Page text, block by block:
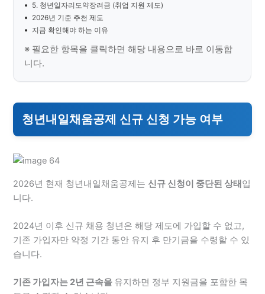
5. 청년일자리도약장려금 (취업 지원 제도)
2026년 기준 추천 제도
지금 확인해야 하는 이유
청년내일채움공제 신규 신청 가능 여부
2026년 현재 청년내일채움공제는 신규 신청이 중단된 상태 입
니다.
2024년 이후 신규 채용 청년은 해당 제도에 가입할 수 없고,
기존 가입자만 약정 기간 동안 유지 후 만기금을 수령할 수 있
습니다.
기존 가입자는 2년 근속을 유지하면 정부 지원금을 포함한 목